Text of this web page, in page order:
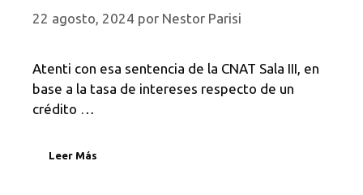
22 agosto, 2024 por Nestor Parisi
Atenti con esa sentencia de la CNAT Sala III, en
base a la tasa de intereses respecto de un
crédito …
Leer Más